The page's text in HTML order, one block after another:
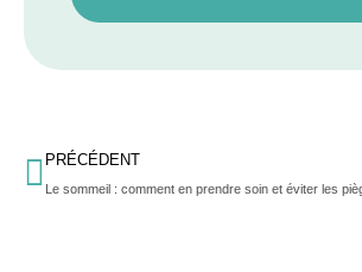
PRÉCÉDENT
Le sommeil : comment en prendre soin et éviter les